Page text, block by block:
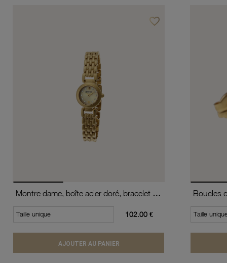
favorite_borderAjouter à vos favoris
Montre dame, boîte acier doré, bracelet acier doré et verre minéral
Taille unique 102.00 €
AJOUTER AU PANIER
Taille